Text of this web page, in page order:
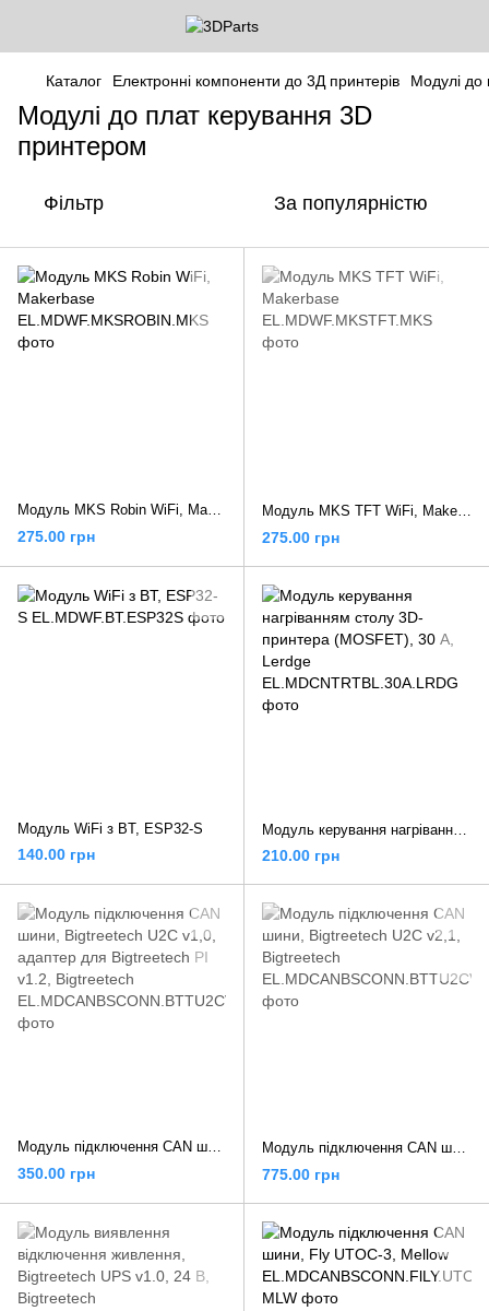
Каталог Електронні компоненти до 3Д принтерів Модулі до
Модулі до плат керування 3D
принтером
Фільтр За популярністю
Модуль MKS Robin WiFi, Makerbase
275.00 грн
Модуль MKS TFT WiFi, Makerbase
275.00 грн
Модуль WiFi з BT, ESP32-S
140.00 грн 210.00 грн
Модуль підключення CAN шини, Bigtreetech U2C v1,0, адаптер для Bigtreetech PI v1.2, Bigtreetech
350.00 грн
Модуль підключення CAN шини, Bigtreetech U2C v2,1, Bigtreetech
775.00 грн